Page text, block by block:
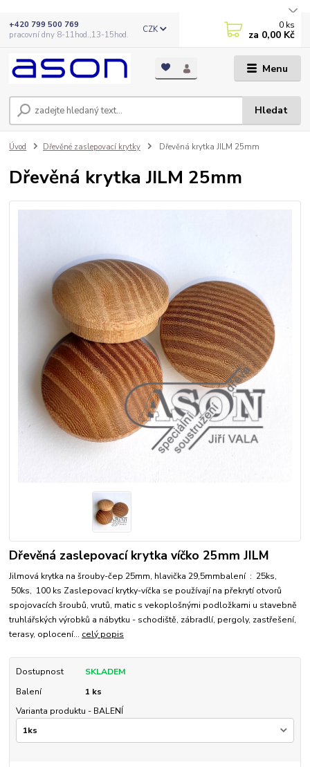
Menu
CZK
Hledat
+420 799 500 769
pracovní dny 8-11hod.,13-15hod.
0 ks
za 0,00 Kč
Úvod Dřevěné zaslepovací krytky Dřevěná krytka JILM 25mm
Dřevěná krytka JILM 25mm
Dřevěná zaslepovací krytka víčko 25mm JILM
Jilmová krytka na šrouby-čep 25mm, hlavička 29,5mmbalení : 25ks,
50ks, 100 ks Zaslepovací krytky-víčka se používají na překrytí otvorů
spojovacích šroubů, vrutů, matic s vekoplošnými podložkami u stavebně
truhlářských výrobků a nábytku - schodiště, zábradlí, pergoly, zastřešení,
terasy, oplocení... celý popis
Dostupnost
SKLADEM
Balení
1 ks
Varianta produktu - BALENÍ